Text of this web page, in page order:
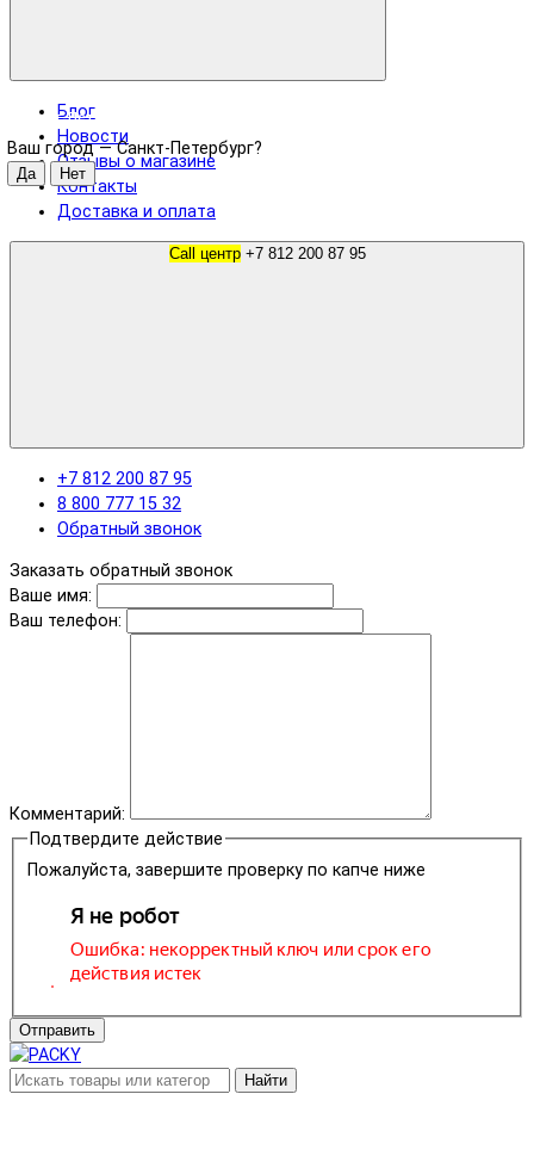
Санкт-Петербург
Ваш город —Санкт-Петербург?
Блог
Новости
Отзывы о магазине
Контакты
Доставка и оплата
Call центр +7 812 200 87 95
+7 812 200 87 95
8 800 777 15 32
Обратный звонок
Заказать обратный звонок
Ваше имя:
Ваш телефон:
Комментарий:
Подтвердите действие
Пожалуйста, завершите проверку по капче ниже
Отправить
Найти